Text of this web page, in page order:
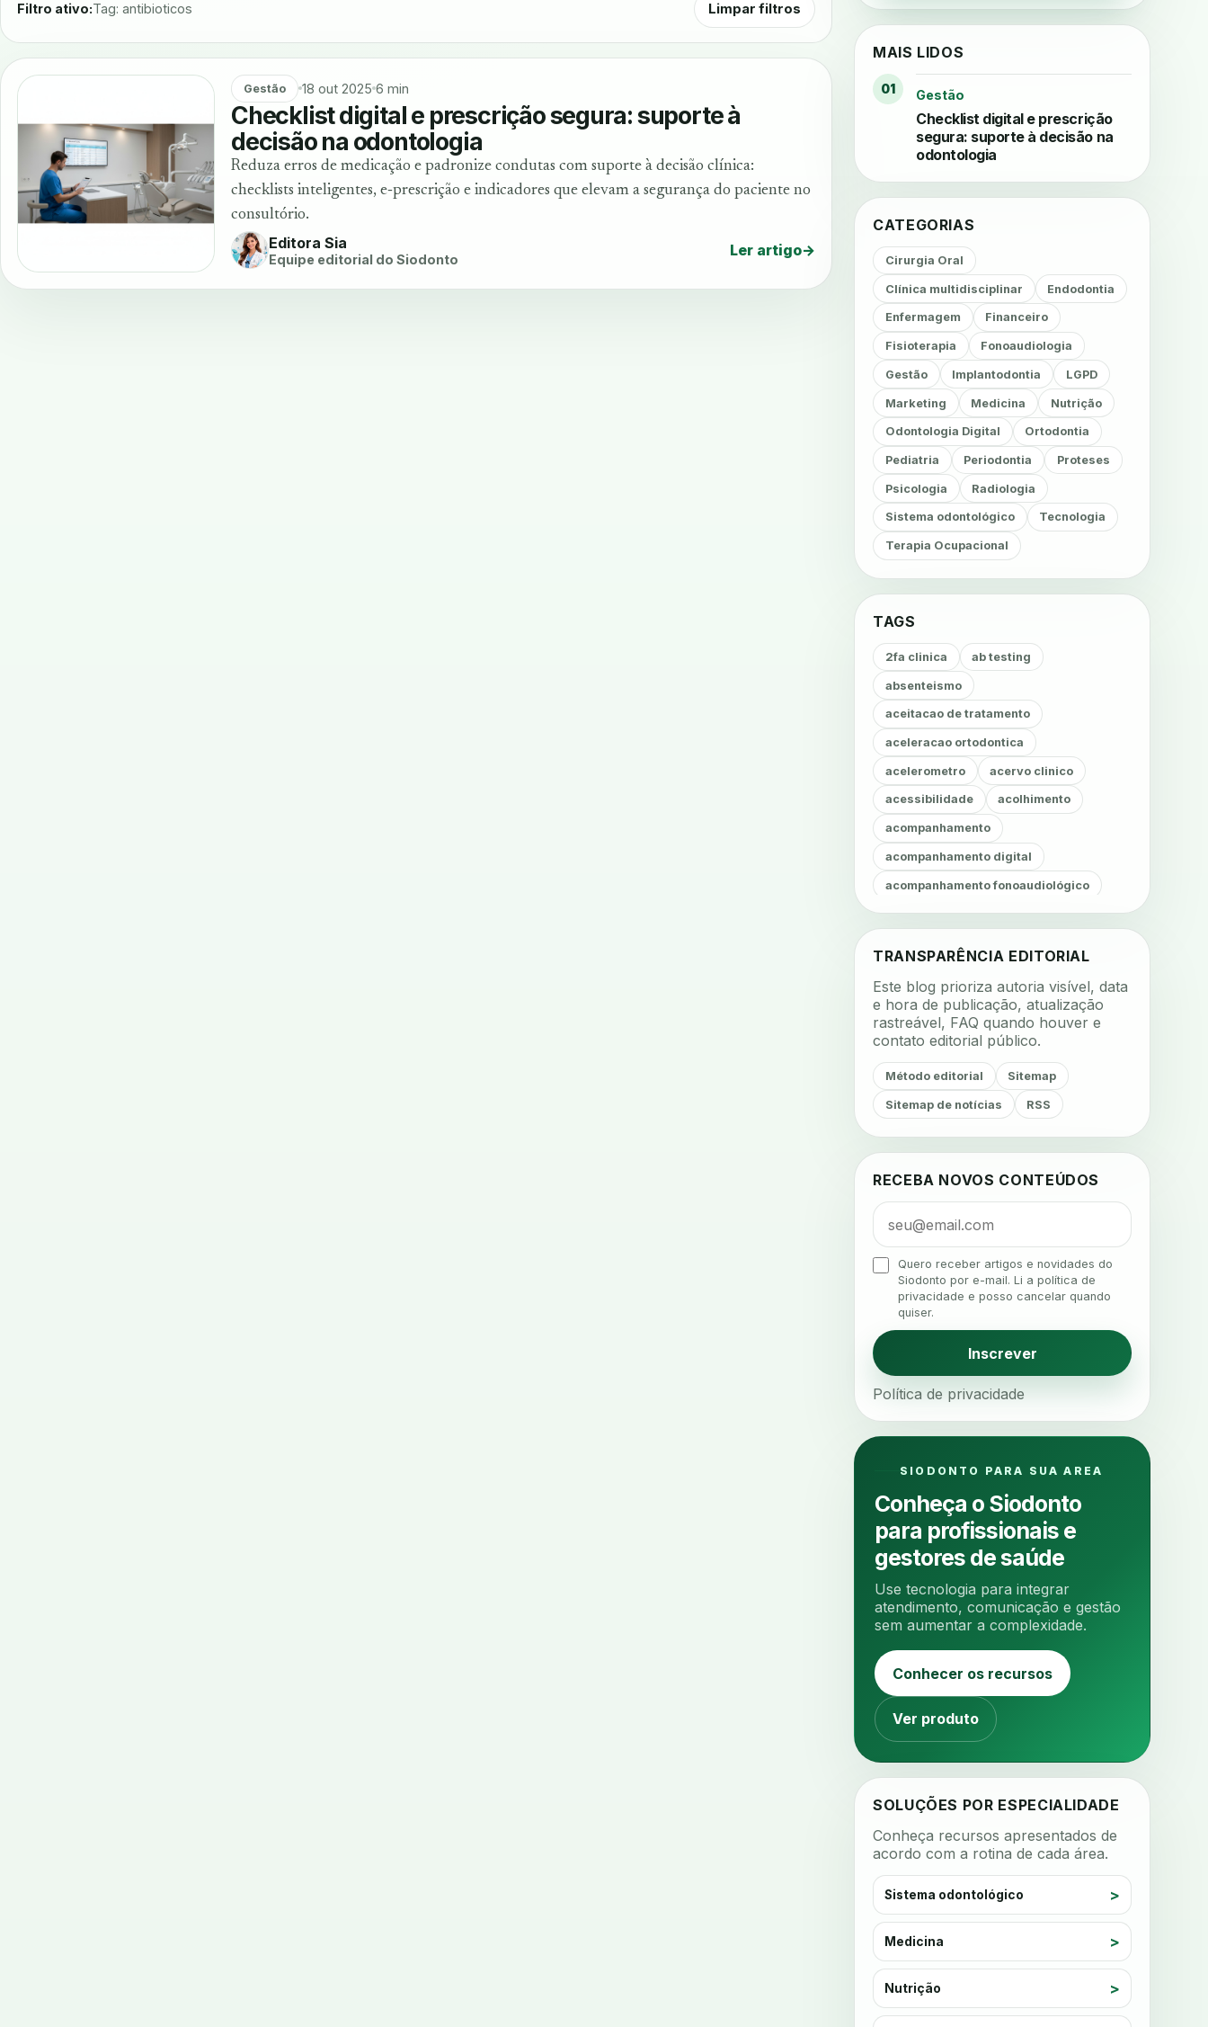
Filtro ativo:Tag: antibioticos Limpar filtros
Gestão 18 out 2025 6 min
Checklist digital e prescrição segura: suporte à
decisão na odontologia
Reduza erros de medicação e padronize condutas com suporte à decisão clínica:
checklists inteligentes, e‑prescrição e indicadores que elevam a segurança do paciente no
consultório.
Editora Sia
Equipe editorial do Siodonto Ler artigo→
MAIS LIDOS
01 Gestão
Checklist digital e prescrição
segura: suporte à decisão na
odontologia
CATEGORIAS
Cirurgia Oral
Clínica multidisciplinar Endodontia
Enfermagem Financeiro
Fisioterapia Fonoaudiologia
Gestão Implantodontia LGPD
Marketing Medicina Nutrição
Odontologia Digital Ortodontia
Pediatria Periodontia Proteses
Psicologia Radiologia
Sistema odontológico Tecnologia
Terapia Ocupacional
TAGS
2fa clinica ab testing
absenteismo
aceitacao de tratamento
aceleracao ortodontica
acelerometro acervo clinico
acessibilidade acolhimento
acompanhamento
acompanhamento digital
acompanhamento fonoaudiológico
acompanhamento nutricional
acustica acustica clinica
adesao adesao ao tratamento
adesao odontologica
adesao tratamento
agenda inteligente
agenda odontologica
agendamento
agendamento digital
agendamento inteligente
ajuste oclusal ajuste protetico
ambiente clinico ampliacao
analgesia analgesia digital
analise 3d
analise elementos finitos
analise facial analise funcional
analise mastigacao anamnese
anamnese estruturada
anamnese nutricional
anestesia computadorizada
ansiedade ansiedade infantil
ansiedade no consultorio
ansiedade odontologica
antes e depois antibiotico
antibioticos
TRANSPARÊNCIA EDITORIAL
Este blog prioriza autoria visível, data
e hora de publicação, atualização
rastreável, FAQ quando houver e
contato editorial público.
Método editorial Sitemap
Sitemap de notícias RSS
RECEBA NOVOS CONTEÚDOS
Quero receber artigos e novidades do
Siodonto por e-mail. Li a política de
privacidade e posso cancelar quando
quiser.
Inscrever
Política de privacidade
SIODONTO PARA SUA AREA
Conheça o Siodonto
para profissionais e
gestores de saúde
Use tecnologia para integrar
atendimento, comunicação e gestão
sem aumentar a complexidade.
Conhecer os recursos
Ver produto
SOLUÇÕES POR ESPECIALIDADE
Conheça recursos apresentados de
acordo com a rotina de cada área.
Sistema odontológico
Medicina
Nutrição